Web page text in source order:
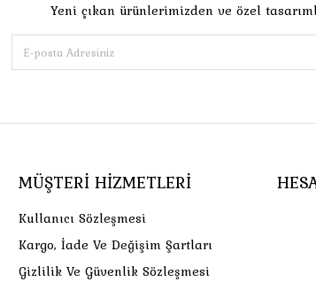
Yeni çıkan ürünlerimizden ve özel
MÜŞTERI HIZMETLERI
Kullanıcı Sözleşmesi
Kargo, İade Ve Değişim Şartları
Gizlilik Ve Güvenlik Sözleşmesi